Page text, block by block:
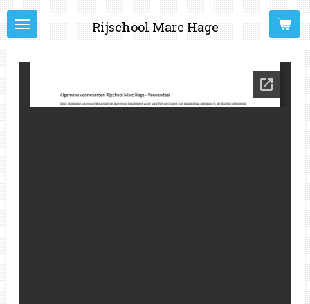
Ga
direct
naar
Rijschool Marc Hage